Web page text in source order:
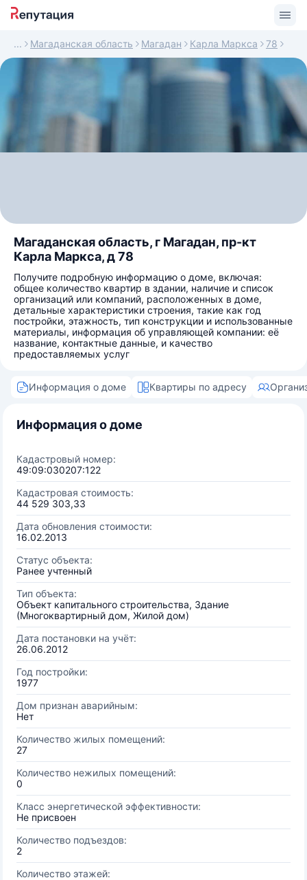
Магаданская область Магадан Карла Маркса 78
Магаданская область, г Магадан, пр-кт
Карла Маркса, д 78
Получите подробную информацию о доме, включая:
общее количество квартир в здании, наличие и список
организаций или компаний, расположенных в доме,
детальные характеристики строения, такие как год
постройки, этажность, тип конструкции и использованные
материалы, информация об управляющей компании: её
название, контактные данные, и качество
предоставляемых услуг
Информация о доме Квартиры по адресу
Информация о доме
Кадастровый номер:
49:09:030207:122
Кадастровая стоимость:
44 529 303,33
Дата обновления стоимости:
16.02.2013
Статус объекта:
Ранее учтенный
Тип объекта:
Объект капитального строительства, Здание
(Многоквартирный дом, Жилой дом)
Дата постановки на учёт:
26.06.2012
Год постройки:
1977
Дом признан аварийным:
Нет
Количество жилых помещений:
27
Количество нежилых помещений:
0
Класс энергетической эффективности:
Не присвоен
Количество подъездов:
2
Количество этажей: